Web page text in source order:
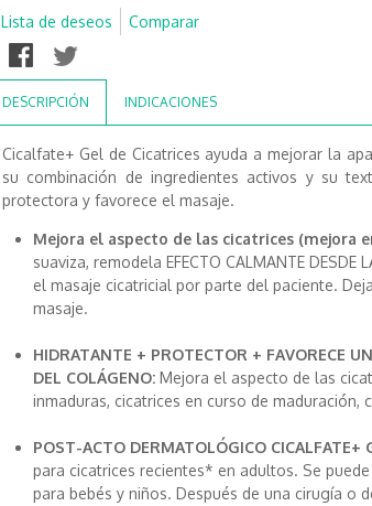
Lista de deseos Comparar
DESCRIPCIÓN INDICACIONES
Cicalfate+ Gel de Cicatrices ayuda a mejorar la
su combinación de ingredientes activos y su
protectora y favorece el masaje.
Mejora el aspecto de las cicatrices (mejora
suaviza, remodela EFECTO CALMANTE DESDE
el masaje cicatricial por parte del paciente.
masaje.
HIDRATANTE + PROTECTOR + FAVORECE
DEL COLÁGENO: Mejora el aspecto de las
inmaduras, cicatrices en curso de maduración,
POST-ACTO DERMATOLÓGICO CICALFATE+
para cicatrices recientes* en adultos. Se
para bebés y niños. Después de una cirugía o